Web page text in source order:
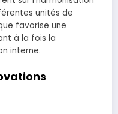
unités de
favorise une
à la fois la
interne.